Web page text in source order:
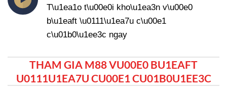
T\u1ea1o t\u00e0i kho\u1ea3n v\u00e0
b\u1eaft \u0111\u1ea7u c\u00e1
c\u01b0\u1ee3c ngay
THAM GIA M88 VU00E0 BU1EAFT
U0111U1EA7U CU00E1 CU01B0U1EE3C